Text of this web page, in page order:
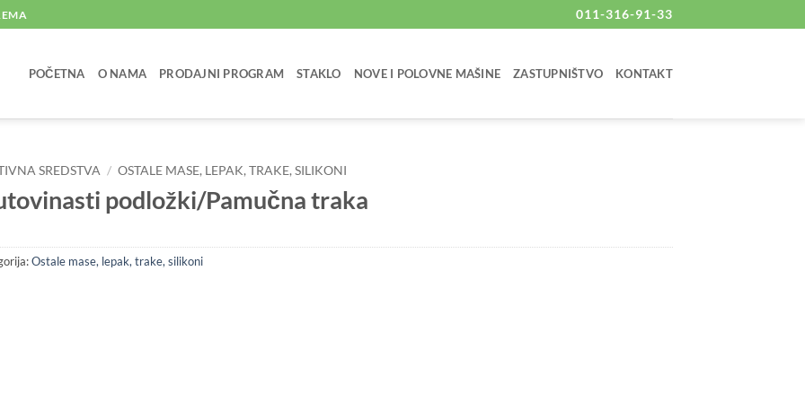
011-316-91-33
POČETNA O NAMA PRODAJNI PROGRAM STAKLO NOVE I POLOVNE MAŠINE ZASTUPNIŠTVO KONTAKT
SREDSTVA / OSTALE MASE, LEPAK, TRAKE, SILIKONI
podložki/Pamučna traka
Ostale mase, lepak, trake, silikoni